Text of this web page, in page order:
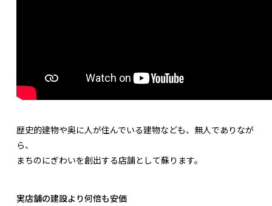
歴史的建物や奥に人が住んでいる建物なども、無人でありなが
ら、
まちのにぎわいを創出する店舗として蘇ります。
実店舗の建設より何倍も安価